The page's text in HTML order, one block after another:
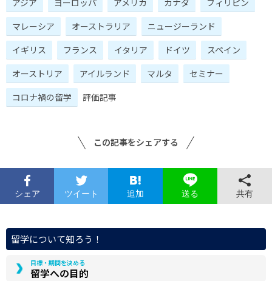
マレーシア
オーストラリア
ニュージーランド
イギリス
フランス イタリア ドイツ
スペイン
オーストリア
アイルランド マルタ
セミナー
コロナ禍の留学
評価記事
この記事をシェアする
シェア ツイート 追加 送る 共有
留学について知ろう！
目標・期間を決める
留学への目的